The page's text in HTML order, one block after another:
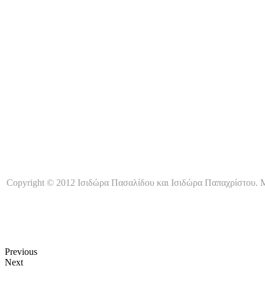
Previous
Next
Copyright © 2012 Ισιδώρα Πασαλίδου και Ισιδώρα Παπαχρίστου.